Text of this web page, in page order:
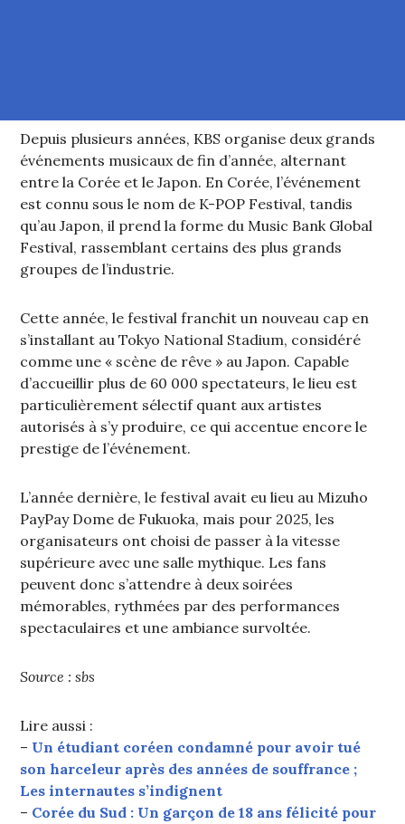
Depuis plusieurs années, KBS organise deux grands
événements musicaux de fin d’année, alternant
entre la Corée et le Japon. En Corée, l’événement
est connu sous le nom de K-POP Festival, tandis
qu’au Japon, il prend la forme du Music Bank Global
Festival, rassemblant certains des plus grands
groupes de l’industrie.
Cette année, le festival franchit un nouveau cap en
s’installant au Tokyo National Stadium, considéré
comme une « scène de rêve » au Japon. Capable
d’accueillir plus de 60 000 spectateurs, le lieu est
particulièrement sélectif quant aux artistes
autorisés à s’y produire, ce qui accentue encore le
prestige de l’événement.
L’année dernière, le festival avait eu lieu au Mizuho
PayPay Dome de Fukuoka, mais pour 2025, les
organisateurs ont choisi de passer à la vitesse
supérieure avec une salle mythique. Les fans
peuvent donc s’attendre à deux soirées
mémorables, rythmées par des performances
spectaculaires et une ambiance survoltée.
Source : sbs
Lire aussi :
– Un étudiant coréen condamné pour avoir tué
son harceleur après des années de souffrance ;
Les internautes s’indignent
– Corée du Sud : Un garçon de 18 ans félicité pour